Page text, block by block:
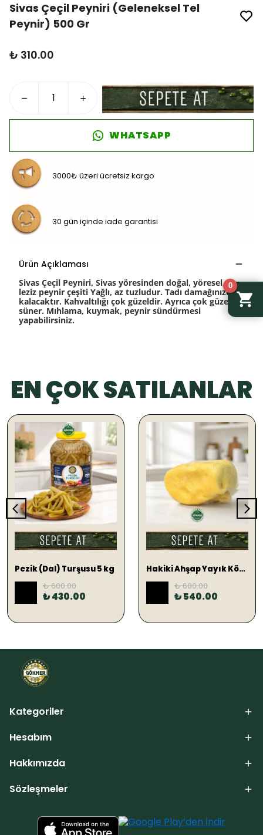
0
Sivas Çeçil Peyniri (Geleneksel Tel
Peynir) 500 Gr
₺ 310.00
WHATSAPP
3000₺ üzeri ücretsiz kargo
30 gün içinde iade garantisi
Ürün Açıklaması
Sivas Çeçil Peyniri, Sivas yöresinden doğal, yöresel,
leziz peynir çeşiti Yağlı, az tuzludur. Tadı damağınızda
kalacaktır. Kahvaltılığı çok güzeldir. Ayrıca çok güzel
süner. Mıhlama, kuymak, peynir sündürmesi
yapabilirsiniz.
EN ÇOK SATILANLAR
SEPETE EKLE
Pezik (Dal) Turşusu 5 kg
₺ 600.00
₺ 430.00
SEPETE EKLE
Hakiki Ahşap Yayık Köy Tereyağ 1 KG (TUZLU)
₺ 680.00
₺ 540.00
Kategoriler
Hesabım
Hakkımızda
Sözleşmeler